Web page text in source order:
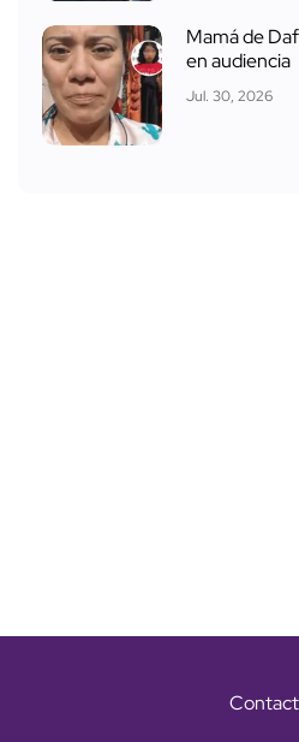
Mamá de
en audiencia
Jul. 30, 2026